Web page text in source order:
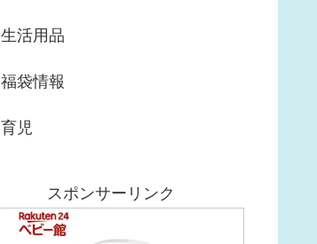
生活用品
福袋情報
育児
スポンサーリンク